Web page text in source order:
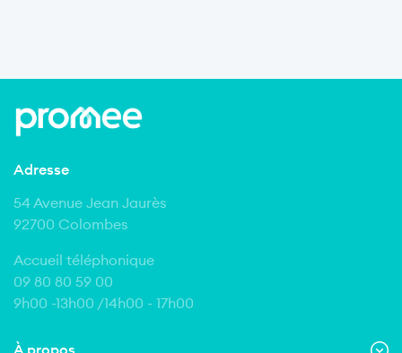
Adresse
54 Avenue Jean Jaurès
92700 Colombes
Accueil téléphonique
09 80 80 59 00
9h00 -13h00 /14h00 - 17h00